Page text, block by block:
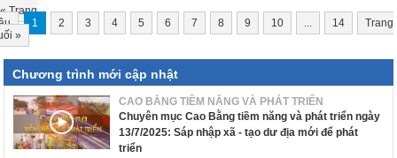
«Trang
1 2 3 4 5 6 7 8 9 10 ... 14
Trang
»
Chương trình mới cập nhật
CAO BẰNG TIỀM NĂNG VÀ PHÁT TRIỂN
Chuyên mục Cao Bằng tiềm năng và phát triển ngày
13/7/2025: Sáp nhập xã - tạo dư địa mới để phát
triển